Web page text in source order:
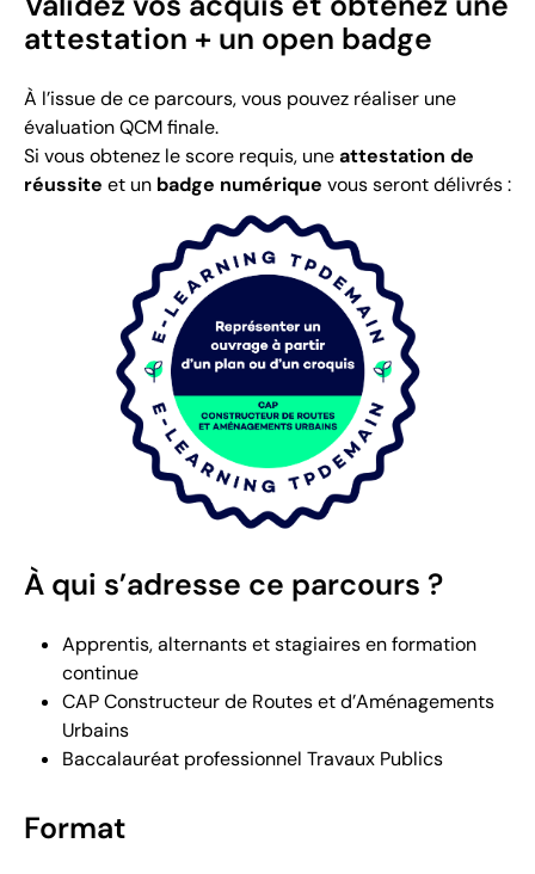
attestation + un open badge
À l’issue de ce parcours, vous pouvez réaliser une
évaluation QCM finale.
Si vous obtenez le score requis, uneattestation de
réussite et un badge numérique vous seront délivrés :
À qui s’adresse ce parcours ?
Apprentis, alternants et stagiaires en formation
continue
CAP Constructeur de Routes et d’Aménagements
Urbains
Baccalauréat professionnel Travaux Publics
Format